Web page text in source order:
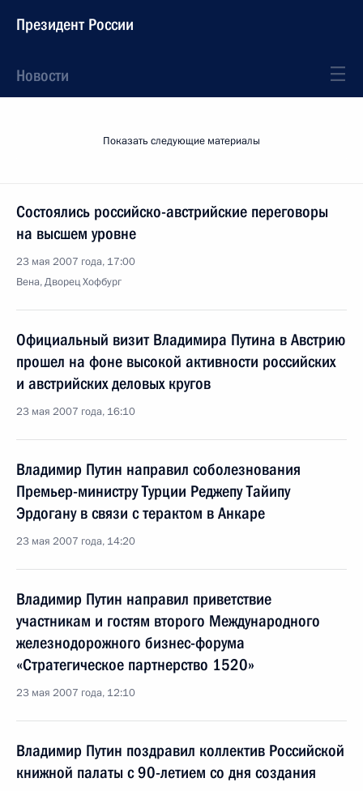
Президент России
Новости
Показать следующие материалы
Состоялись российско-австрийские переговоры
на высшем уровне
23 мая 2007 года, 17:00
Вена, Дворец Хофбург
Официальный визит Владимира Путина в Австрию
прошел на фоне высокой активности российских
и австрийских деловых кругов
23 мая 2007 года, 16:10
Владимир Путин направил соболезнования
Премьер-министру Турции Реджепу Тайипу
Эрдогану в связи с терактом в Анкаре
23 мая 2007 года, 14:20
Владимир Путин направил приветствие
участникам и гостям второго Международного
железнодорожного бизнес-форума
«Стратегическое партнерство 1520»
23 мая 2007 года, 12:10
Владимир Путин поздравил коллектив Российской
книжной палаты с 90-летием со дня создания